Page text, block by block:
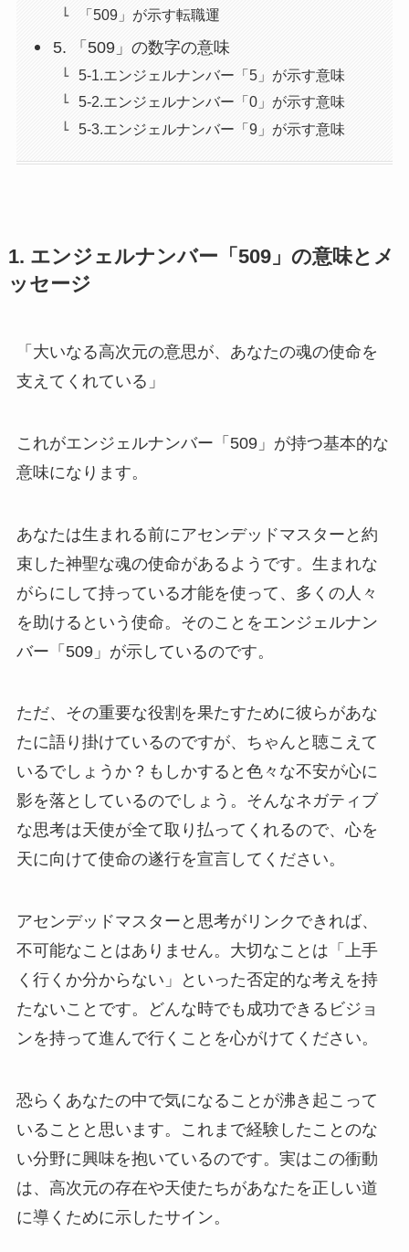
「509」が示す転職運
5. 「509」の数字の意味
5-1.エンジェルナンバー「5」が示す意味
5-2.エンジェルナンバー「0」が示す意味
5-3.エンジェルナンバー「9」が示す意味
1. エンジェルナンバー「509」の意味とメ
ッセージ
「大いなる高次元の意思が、あなたの魂の使命を
支えてくれている」
これがエンジェルナンバー「509」が持つ基本的な
意味になります。
あなたは生まれる前にアセンデッドマスターと約
束した神聖な魂の使命があるようです。生まれな
がらにして持っている才能を使って、多くの人々
を助けるという使命。そのことをエンジェルナン
バー「509」が示しているのです。
ただ、その重要な役割を果たすために彼らがあな
たに語り掛けているのですが、ちゃんと聴こえて
いるでしょうか？もしかすると色々な不安が心に
影を落としているのでしょう。そんなネガティブ
な思考は天使が全て取り払ってくれるので、心を
天に向けて使命の遂行を宣言してください。
アセンデッドマスターと思考がリンクできれば、
不可能なことはありません。大切なことは「上手
く行くか分からない」といった否定的な考えを持
たないことです。どんな時でも成功できるビジョ
ンを持って進んで行くことを心がけてください。
恐らくあなたの中で気になることが沸き起こって
いることと思います。これまで経験したことのな
い分野に興味を抱いているのです。実はこの衝動
は、高次元の存在や天使たちがあなたを正しい道
に導くために示したサイン。